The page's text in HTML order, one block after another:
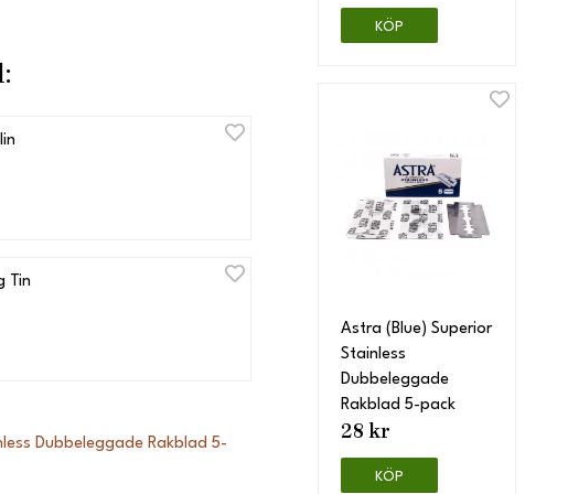
Tin
Dubbeleggade Rakblad 5-
KÖP
Astra (Blue) Superior
Stainless
Dubbeleggade
Rakblad 5-pack
28 kr
KÖP